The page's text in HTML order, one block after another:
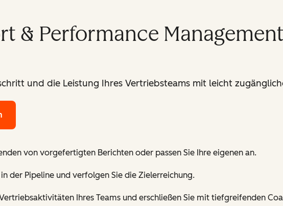
& Performance
und die Leistung Ihres Vertriebsteams mit leicht
von vorgefertigten Berichten oder passen Sie Ihre eigenen an.
der Pipeline und verfolgen Sie die Zielerreichung.
Ihres Teams und erschließen Sie mit tiefgreifenden